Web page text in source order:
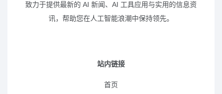
致力于提供最新的 AI 新闻、AI 工具应用与实用的信息资
讯，帮助您在人工智能浪潮中保持领先。
站内链接
首页